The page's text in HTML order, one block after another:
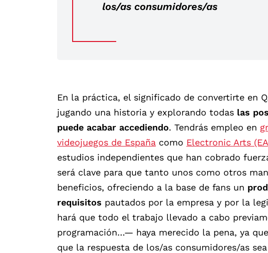
los/as consumidores/as
En la práctica, el significado de convertirte en
jugando una historia y explorando todas las
puede acabar accediendo. Tendrás empleo en
videojuegos de España como Electronic Arts
estudios independientes que han cobrado
será clave para que tanto unos como otros
beneficios, ofreciendo a la base de fans un
requisitos pautados por la empresa y por la
hará que todo el trabajo llevado a cabo
programación…— haya merecido la pena, ya
que la respuesta de los/as consumidores/as